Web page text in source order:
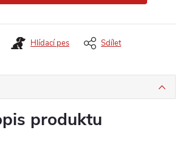
Hlídací pes Sdílet
produktu